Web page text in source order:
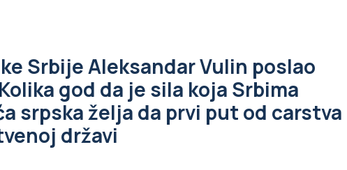
Srbije Aleksandar Vulin poslao
god da je sila koja Srbima
srpska želja da prvi put od carstva
državi